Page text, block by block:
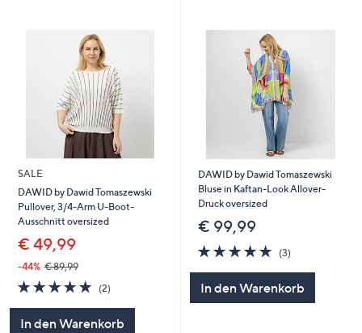
diese
anzuzeigen.
SALE
DAWID by Dawid Tomaszewski
Pullover, 3/4-Arm U-Boot-
Ausschnitt oversized
€ 49,99
-44% € 89,99
5.0
von
(2)2
In den Warenkorb
DAWID by Dawid Tomaszewski
Bluse in Kaftan-Look Allover-
Druck oversized
€ 99,99
4.7
von
(3)3
In den Warenkorb